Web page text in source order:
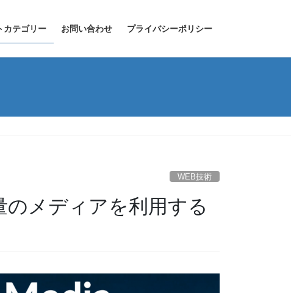
カテゴリー お問い合わせ プライバシーポリシー
WEB技術
のメディアを利用する